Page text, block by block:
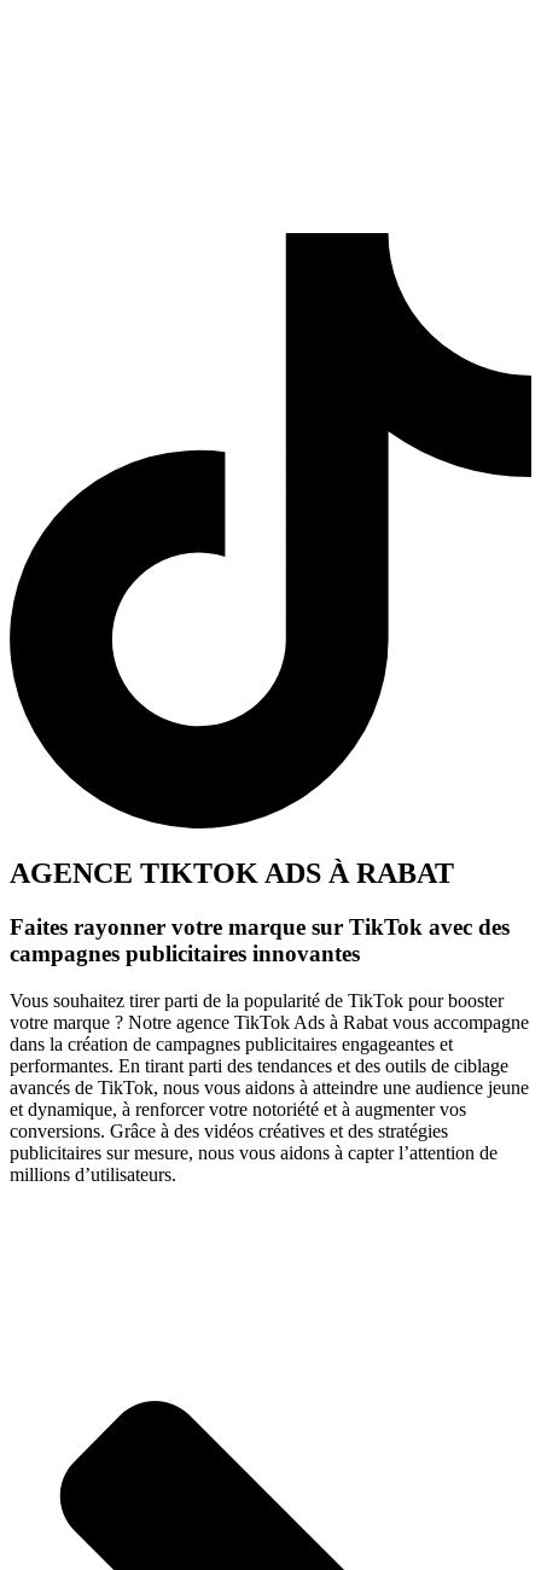
AGENCE TIKTOK ADS À RABAT
Faites rayonner votre marque sur TikTok avec des
campagnes publicitaires innovantes
Vous souhaitez tirer parti de la popularité de TikTok pour booster
votre marque ? Notre agence TikTok Ads à Rabat vous accompagne
dans la création de campagnes publicitaires engageantes et
performantes. En tirant parti des tendances et des outils de ciblage
avancés de TikTok, nous vous aidons à atteindre une audience jeune
et dynamique, à renforcer votre notoriété et à augmenter vos
conversions. Grâce à des vidéos créatives et des stratégies
publicitaires sur mesure, nous vous aidons à capter l’attention de
millions d’utilisateurs.